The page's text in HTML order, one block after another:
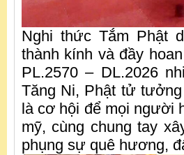
Nghi thức Tắm Phật
thành kính và đầy
PL.2570 – DL.2026
Tăng Ni, Phật tử
là cơ hội để mọi người
mỹ, cùng chung tay
phụng sự quê hương,